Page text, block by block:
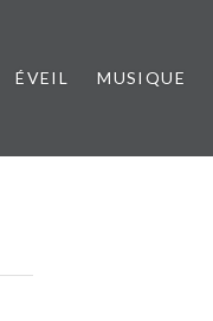
ÉVEIL MUSIQUE